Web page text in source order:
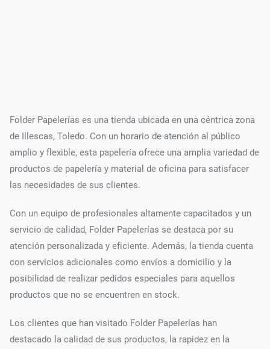
Folder Papelerías es una tienda ubicada en una céntrica zona
de Illescas, Toledo. Con un horario de atención al público
amplio y flexible, esta papelería ofrece una amplia variedad de
productos de papelería y material de oficina para satisfacer
las necesidades de sus clientes.
Con un equipo de profesionales altamente capacitados y un
servicio de calidad, Folder Papelerías se destaca por su
atención personalizada y eficiente. Además, la tienda cuenta
con servicios adicionales como envíos a domicilio y la
posibilidad de realizar pedidos especiales para aquellos
productos que no se encuentren en stock.
Los clientes que han visitado Folder Papelerías han
destacado la calidad de sus productos, la rapidez en la